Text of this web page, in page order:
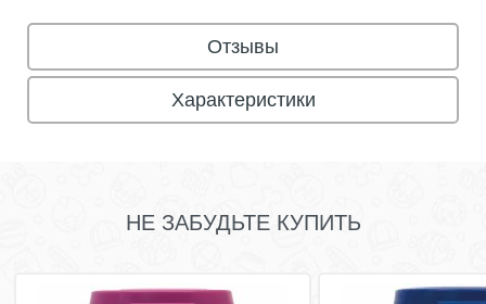
Отзывы
Характеристики
НЕ ЗАБУДЬТЕ КУПИТЬ